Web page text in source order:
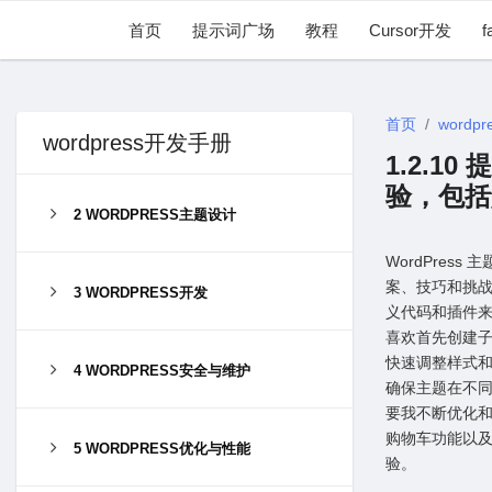
首页 提示词广场 教程 Cursor开发
wordpress开发手册
2 WORDPRESS主题设计
3 WORDPRESS开发
4 WORDPRESS安全与维护
5 WORDPRESS优化与性能
首页
1.2.10
验，包
WordPress 主
案、技巧和挑
义代码和插件
喜欢⾸先创建
快速调整样式
确保主题在不
要我不断优化
购物车功能以
验。